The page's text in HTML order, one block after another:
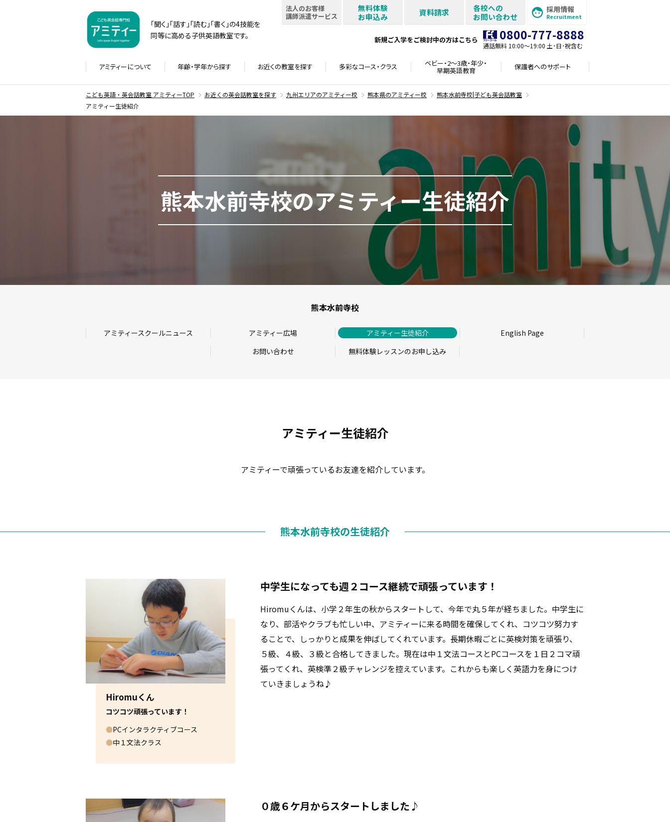
「聞く」「話す」「読む」「書く」の4技能を
同等に高める子供英語教室です。
法人のお客様
講師派遣サービス
無料体験
お申込み
資料請求
各校への
お問い合わせ
採用情報
Recruitment
新規ご入学をご検討中の方はこちら 0800-777-8888
通話無料 10:00〜19:00 土･日･祝含む
アミティーについて 年齢・学年から探す お近くの教室を探す 多彩なコース・クラス ベビー・2～3歳・年少・
早期英語教育 保護者へのサポート
こども英語・英会話教室 アミティーTOP お近くの英会話教室を探す 九州エリアのアミティー校 熊本県のアミティー校
熊本水前寺校|子ども英会話教室
アミティー生徒紹介
熊本水前寺校のアミティー生徒紹介
熊本水前寺校
アミティースクールニュース アミティー広場 アミティー生徒紹介
English Page
お問い合わせ
無料体験レッスンのお申し込み
アミティー生徒紹介
アミティーで頑張っているお友達を紹介しています。
熊本水前寺校の生徒紹介
Hiromuくん
コツコツ頑張っています！
●PCインタラクティブコース
●中１文法クラス
中学生になっても週２コース継続で頑張っています！
Hiromuくんは、小学２年生の秋からスタートして、今年で丸５年が経ちました。中学生に
なり、部活やクラブも忙しい中、アミティーに来る時間を確保してくれ、コツコツ努力す
ることで、しっかりと成果を伸ばしてくれています。長期休暇ごとに英検対策を頑張り、
５級、４級、３級と合格してきました。現在は中１文法コースとPCコースを１日２コマ頑
張ってくれ、英検準２級チャレンジを控えています。これからも楽しく英語力を身につけ
ていきましょうね♪
０歳６ケ月からスタートしました♪